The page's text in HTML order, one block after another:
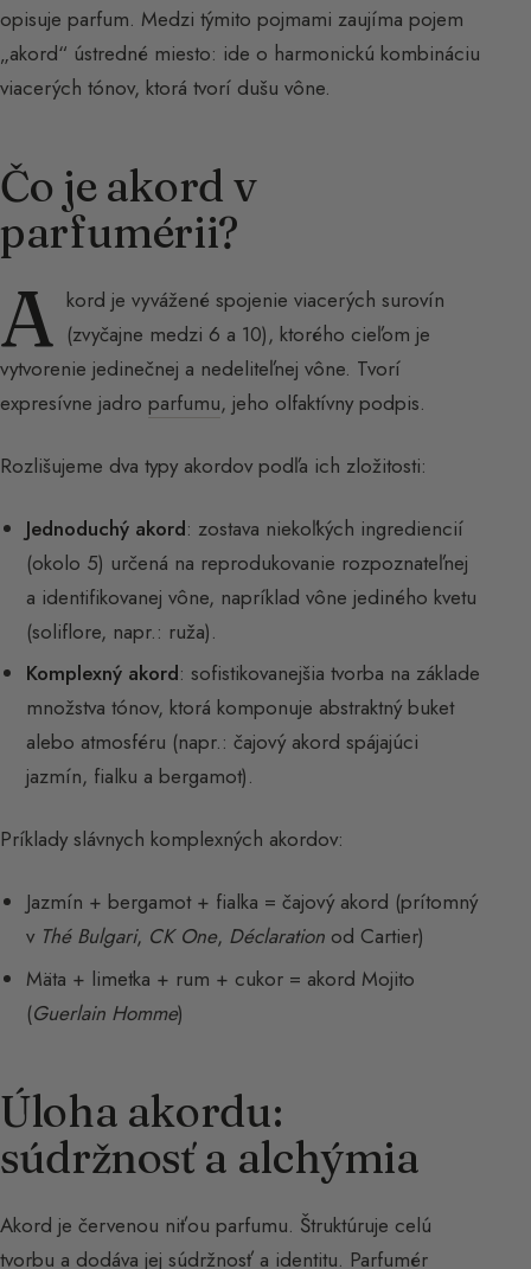
opisuje parfum. Medzi týmito pojmami zaujíma pojem
„akord“ ústredné miesto: ide o harmonickú kombináciu
viacerých tónov, ktorá tvorí dušu vône.
Čo je akord v
parfumérii?
A kord je vyvážené spojenie viacerých surovín
(zvyčajne medzi 6 a 10), ktorého cieľom je
vytvorenie jedinečnej a nedeliteľnej vône. Tvorí
expresívne jadro parfumu, jeho olfaktívny podpis.
Rozlišujeme dva typy akordov podľa ich zložitosti:
Jednoduchý akord: zostava niekoľkých ingrediencií
(okolo 5) určená na reprodukovanie rozpoznateľnej
a identifikovanej vône, napríklad vône jediného kvetu
(soliflore, napr.: ruža).
Komplexný akord: sofistikovanejšia tvorba na základe
množstva tónov, ktorá komponuje abstraktný buket
alebo atmosféru (napr.: čajový akord spájajúci
jazmín, fialku a bergamot).
Príklady slávnych komplexných akordov:
Jazmín + bergamot + fialka = čajový akord (prítomný
v Thé Bulgari, CK One, Déclaration od Cartier)
Mäta + limetka + rum + cukor = akord Mojito
(Guerlain Homme)
Úloha akordu:
súdržnosť a alchýmia
Akord je červenou niťou parfumu. Štruktúruje celú
tvorbu a dodáva jej súdržnosť a identitu. Parfumér